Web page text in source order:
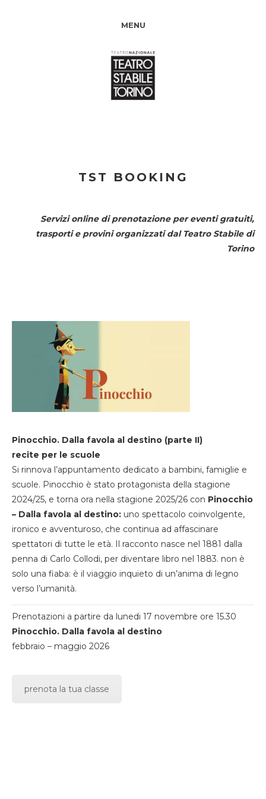
MENU
TST BOOKING
Servizi online di prenotazione per eventi gratuiti,
trasporti e provini organizzati dal Teatro Stabile di
Torino
Pinocchio. Dalla favola al destino (parte II)
recite per le scuole
Si rinnova l’appuntamento dedicato a bambini, famiglie e
scuole. Pinocchio è stato protagonista della stagione
2024/25, e torna ora nella stagione 2025/26 con Pinocchio
– Dalla favola al destino: uno spettacolo coinvolgente,
ironico e avventuroso, che continua ad affascinare
spettatori di tutte le età. Il racconto nasce nel 1881 dalla
penna di Carlo Collodi, per diventare libro nel 1883. non è
solo una fiaba: è il viaggio inquieto di un’anima di legno
verso l’umanità.
Prenotazioni a partire da lunedi 17 novembre ore 15.30
Pinocchio. Dalla favola al destino
febbraio – maggio 2026
prenota la tua classe